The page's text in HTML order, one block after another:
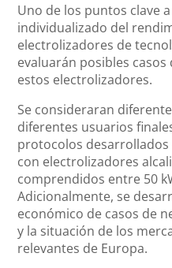
Uno de los puntos clave
individualizado del
electrolizadores de
evaluarán posibles
estos electrolizadores.
Se consideraran
diferentes usuarios
protocolos desarrollados
con electrolizadores
comprendidos entre 50
Adicionalmente, se
económico de casos de
y la situación de los
relevantes de Europa.